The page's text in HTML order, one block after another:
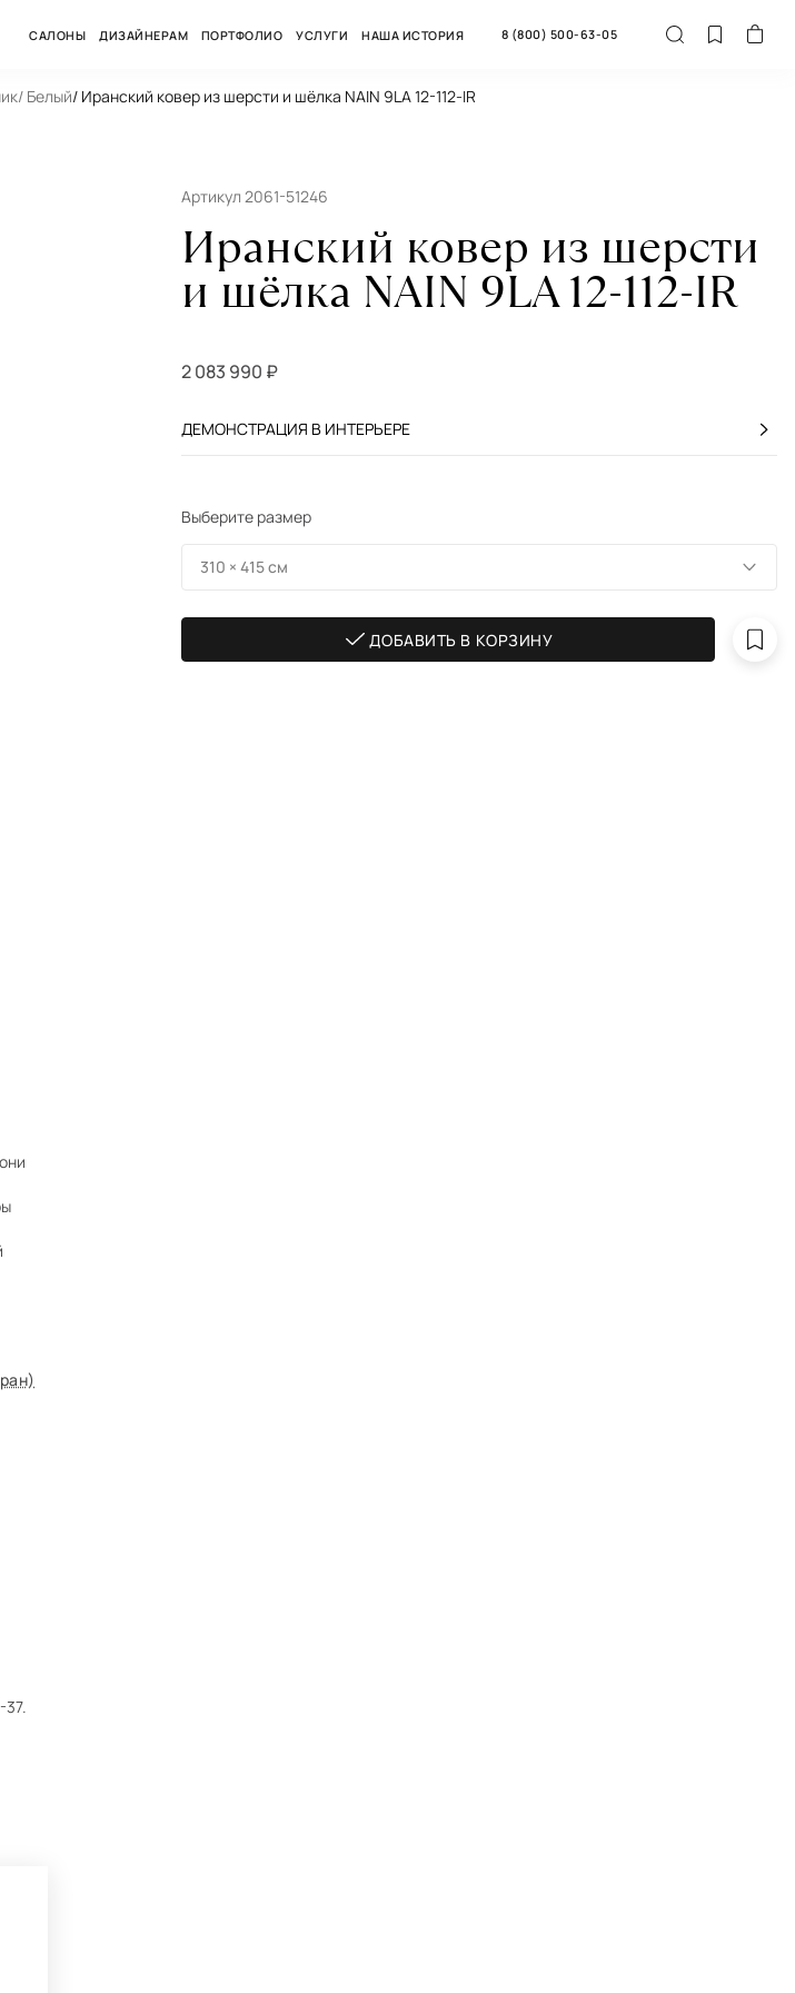
САЛОНЫ ДИЗАЙНЕРАМ ПОРТФОЛИО УСЛУГИ НАША ИСТОРИЯ 8 (800) 500-63-05
/ Белый/ Иранский ковер из шерсти и шёлка NAIN 9LA 12-112-IR
Артикул 2061-51246
Иранский ковер из шерсти
и шёлка NAIN 9LA 12-112-IR
2 083 990 ₽
ДЕМОНСТРАЦИЯ В ИНТЕРЬЕРЕ
Выберите размер
310 × 415 см
ДОБАВИТЬ В КОРЗИНУ